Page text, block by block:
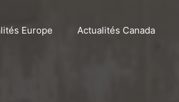
Europe Actualités Canada